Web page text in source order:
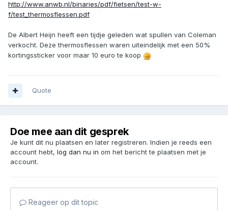
http://www.anwb.nl/binaries/pdf/fietsen/test-w-
f/test_thermosflessen.pdf
De Albert Heijn heeft een tijdje geleden wat spullen van Coleman
verkocht. Deze thermosflessen waren uiteindelijk met een 50%
kortingssticker voor maar 10 euro te koop
Quote
Doe mee aan dit gesprek
Je kunt dit nu plaatsen en later registreren. Indien je reeds een
account hebt, log dan nu in om het bericht te plaatsen met je
account.
Reageer op dit topic